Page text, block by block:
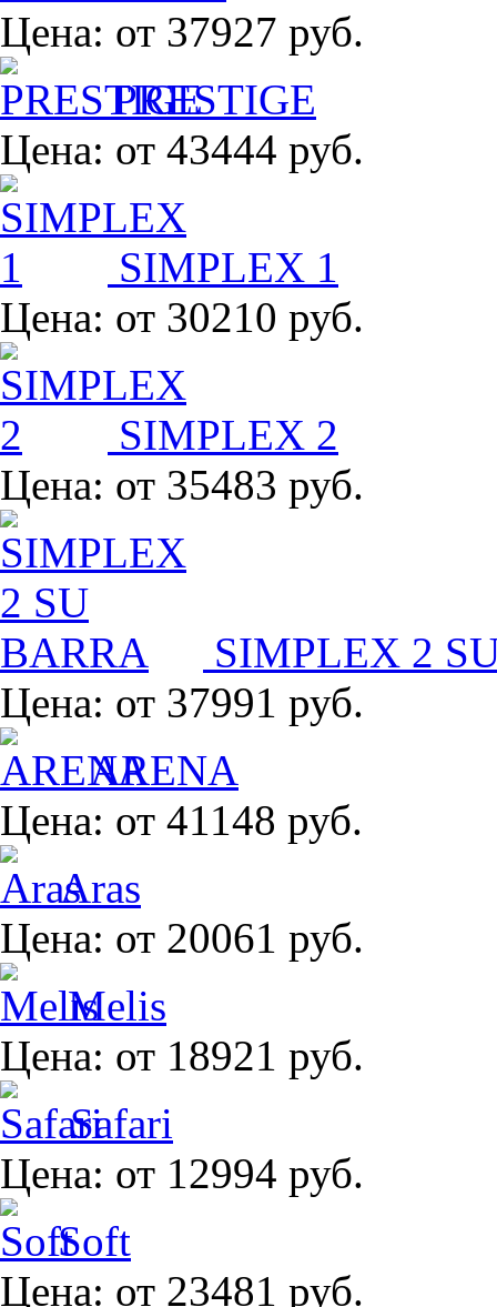
Цена: от 37927 руб.
PRESTIGE
Цена: от 43444 руб.
SIMPLEX 1
Цена: от 30210 руб.
SIMPLEX 2
Цена: от 35483 руб.
SIMPLEX 2
Цена: от 37991 руб.
ARENA
Цена: от 41148 руб.
Aras
Цена: от 20061 руб.
Melis
Цена: от 18921 руб.
Safari
Цена: от 12994 руб.
Soft
Цена: от 23481 руб.